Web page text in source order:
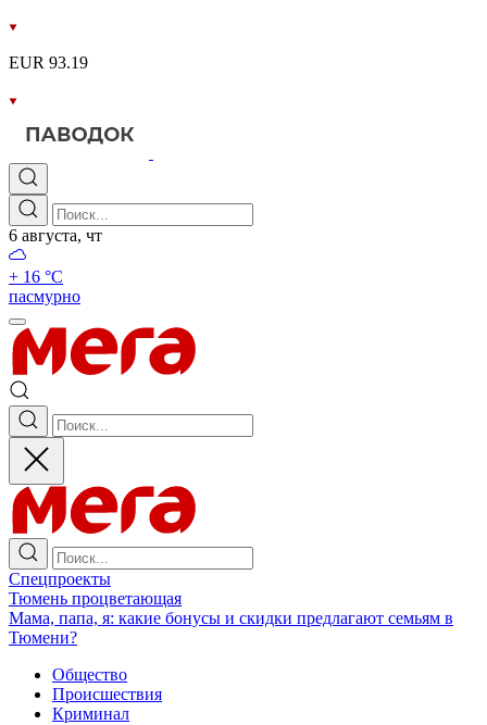
EUR 93.19
6 августа, чт
+ 16 °С
пасмурно
Спецпроекты
Тюмень процветающая
Мама, папа, я: какие бонусы и скидки предлагают семьям в
Тюмени?
Общество
Происшествия
Криминал